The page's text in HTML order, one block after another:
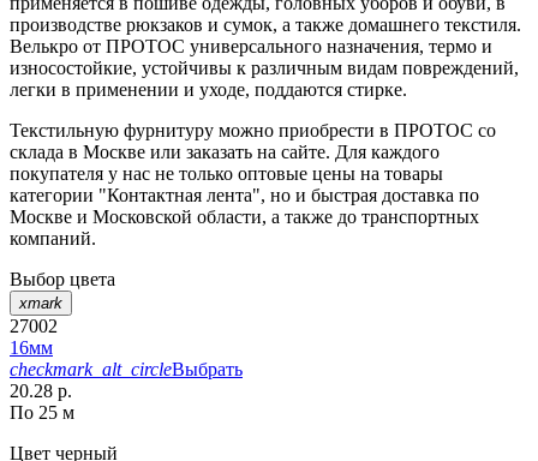
производстве рюкзаков и сумок, а также домашнего текстиля.
Велькро от ПРОТОС универсального назначения, термо и
износостойкие, устойчивы к различным видам повреждений,
легки в применении и уходе, поддаются стирке.
Текстильную фурнитуру можно приобрести в ПРОТОС со
склада в Москве или заказать на сайте. Для каждого
покупателя у нас не только оптовые цены на товары
категории "Контактная лента", но и быстрая доставка по
Москве и Московской области, а также до транспортных
компаний.
Выбор цвета
xmark
27002
16мм
checkmark_alt_circleВыбрать
20.28 р.
По 25 м
Цвет черный